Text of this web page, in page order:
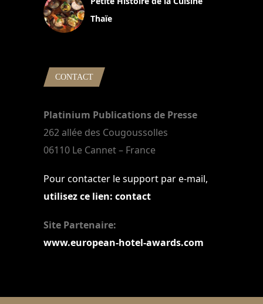
Thaïe
CONTACT
Platinium Publications de Presse
262 allée des Cougoussolles
06110 Le Cannet – France
Pour contacter le support par e-mail,
utilisez ce lien: contact
Site Partenaire:
www.european-hotel-awards.com